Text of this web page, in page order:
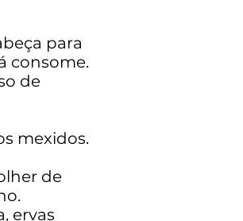
para
consome.
de
mexidos.
de
ervas